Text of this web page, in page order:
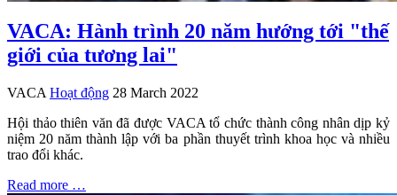
VACA: Hành trình 20 năm hướng tới "thế
giới của tương lai"
VACA Hoạt động 28 March 2022
Hội thảo thiên văn đã được VACA tổ chức thành công nhân dịp kỷ
niệm 20 năm thành lập với ba phần thuyết trình khoa học và nhiều
trao đổi khác.
Read more …